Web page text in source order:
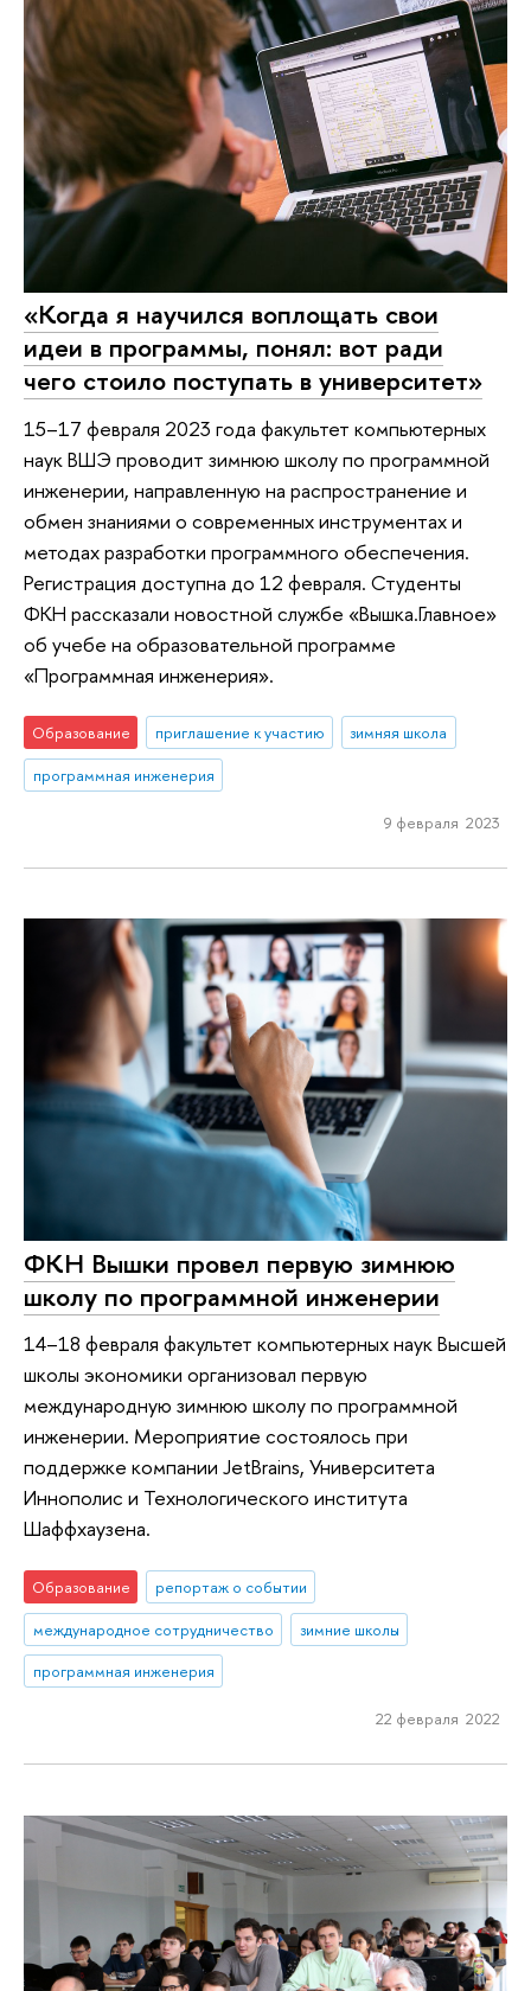
«Когда я научился воплощать свои
идеи в программы, понял: вот ради
чего стоило поступать в университет»
15–17 февраля 2023 года факультет компьютерных
наук ВШЭ проводит зимнюю школу по программной
инженерии, направленную на распространение и
обмен знаниями о современных инструментах и
методах разработки программного обеспечения.
Регистрация доступна до 12 февраля. Студенты
ФКН рассказали новостной службе «Вышка.Главное»
об учебе на образовательной программе
«Программная инженерия».
Образование приглашение к участию
зимняя школа
программная инженерия
9 февраля 2023
ФКН Вышки провел первую зимнюю
школу по программной инженерии
14–18 февраля факультет компьютерных наук Высшей
школы экономики организовал первую
международную зимнюю школу по программной
инженерии. Мероприятие состоялось при
поддержке компании JetBrains, Университета
Иннополис и Технологического института
Шаффхаузена.
Образование
репортаж о событии
международное сотрудничество
зимние школы
программная инженерия
22 февраля 2022